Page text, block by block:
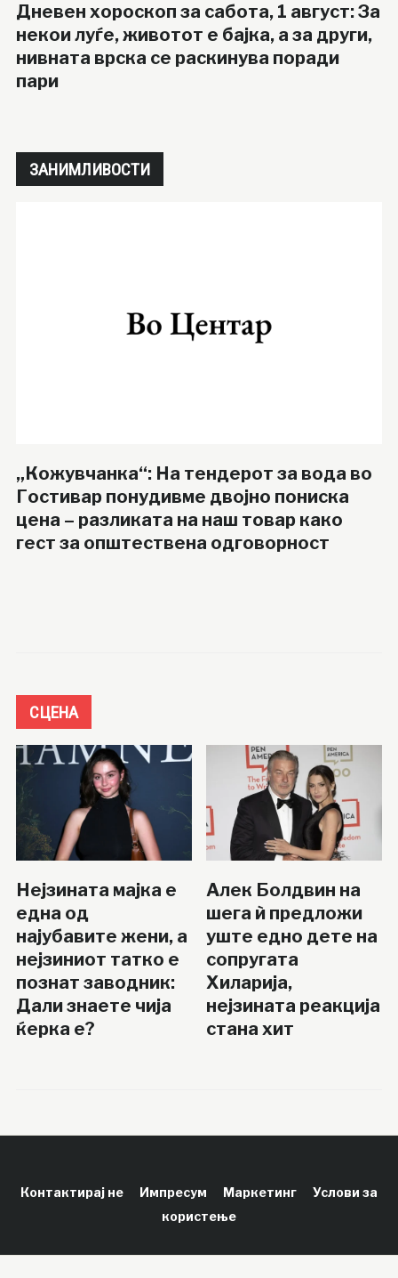
Дневен хороскоп за сабота, 1 август: За
некои луѓе, животот е бајка, а за други,
нивната врска се раскинува поради
пари
ЗАНИМЛИВОСТИ
„Кожувчанка“: На тендерот за вода во
Гостивар понудивме двојно пониска
цена – разликата на наш товар како
гест за општествена одговорност
СЦЕНА
Нејзината мајка е
една од
најубавите жени, а
нејзиниот татко е
познат заводник:
Дали знаете чија
ќерка е?
Алек Болдвин на
шега ѝ предложи
уште едно дете на
сопругата
Хиларија,
нејзината реакција
стана хит
Контактирај не Импресум Маркетинг
Услови за
користење